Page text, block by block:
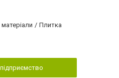
матеріали Плитка